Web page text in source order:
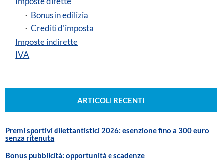
Bonus in edilizia
Crediti d'imposta
Imposte indirette
IVA
ARTICOLI RECENTI
Premi sportivi dilettantistici 2026: esenzione fino a 300 euro
senza ritenuta
Bonus pubblicità: opportunità e scadenze